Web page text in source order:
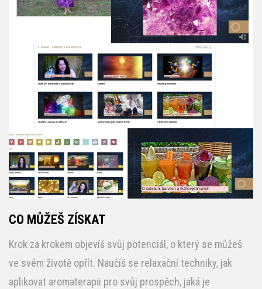
CO MŮŽEŠ ZÍSKAT
Krok za krokem objevíš svůj potenciál, o který se můžeš
ve svém životě opřít. Naučíš se relaxační techniky, jak
aplikovat aromaterapii pro svůj prospěch, jaká je